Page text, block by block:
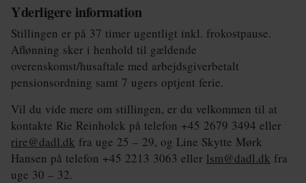
Yderligere information
Stillingen er på 37 timer ugentligt inkl. frokostpause.
Aflønning sker i henhold til gældende
overenskomst/husaftale med arbejdsgiverbetalt
pensionsordning samt 7 ugers optjent ferie.
Vil du vide mere om stillingen, er du velkommen til at
kontakte Rie Reinholck på telefon +45 2679 3494 eller
rire@dadl.dk fra uge 25 – 29, og Line Skytte Mørk
Hansen på telefon +45 2213 3063 eller lsm@dadl.dk fra
uge 30 – 32.